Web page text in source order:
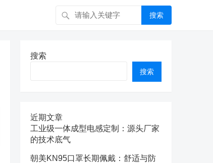
搜索
搜索
搜索
近期文章
工业级一体成型电感定制：源头厂家
的技术底气
朝美KN95口罩长期佩戴：舒适与防